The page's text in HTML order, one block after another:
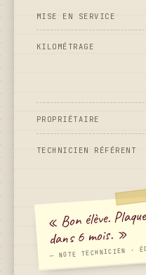
MISE EN SERVICE
KILOMÉTRAGE
PROPRIÉTAIRE
TECHNICIEN RÉFÉRENT
« Bon élève.
dans 6 mois. »
— NOTE TECHNICIEN ·